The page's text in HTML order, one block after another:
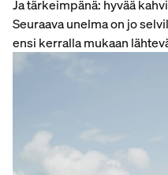
Ja tärkeimpänä: hyvää
Seuraava unelma on jo
ensi kerralla mukaan